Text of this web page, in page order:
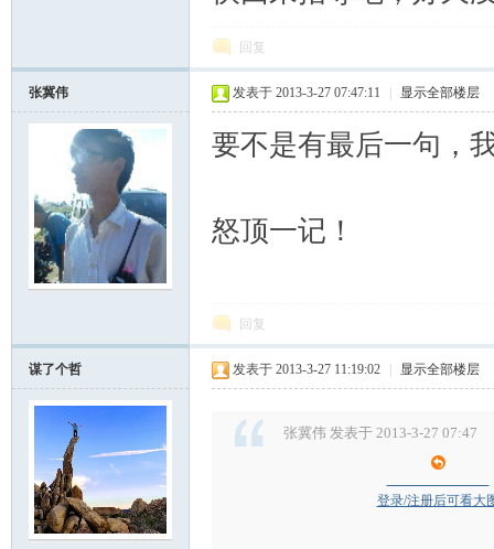
回复
张冀伟 发表于 2013-3-27 07:47:11 显示全部楼层
要不是有最后一句，
怒顶一记！
回复
谋了个哲 发表于 2013-3-27 11:19:02 显示全部楼层
张冀伟 发表于 2013-3-27 07:47
登录/注册后可看大